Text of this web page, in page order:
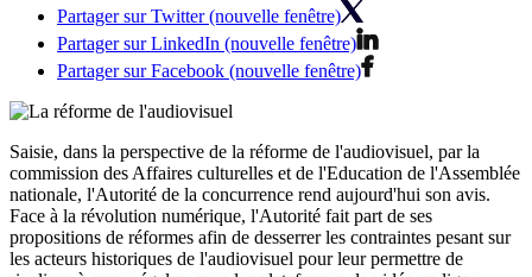
Partager sur Twitter (nouvelle fenêtre)
Partager sur LinkedIn (nouvelle fenêtre)
Partager sur Facebook (nouvelle fenêtre)
Saisie, dans la perspective de la réforme de l'audiovisuel, par la
commission des Affaires culturelles et de l'Education de l'Assemblée
nationale, l'Autorité de la concurrence rend aujourd'hui son avis.
Face à la révolution numérique, l'Autorité fait part de ses
propositions de réformes afin de desserrer les contraintes pesant sur
les acteurs historiques de l'audiovisuel pour leur permettre de